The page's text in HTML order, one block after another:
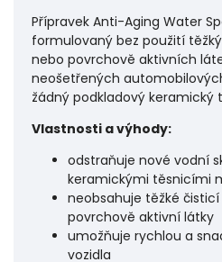
Přípravek Anti-Aging Water
formulovaný bez použití
nebo povrchově aktivních
neošetřených
žádný podkladový keramický
Vlastnosti a výhody:
odstraňuje nové vodní
keramickými těsnicími
neobsahuje těžké
povrchově aktivní látky
umožňuje rychlou a
vozidla